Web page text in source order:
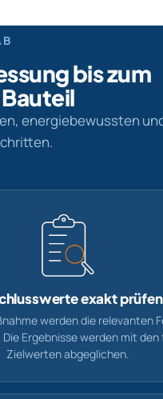
bis zum
energiebewussten
exakt prüfen
werden die relevanten
Ergebnisse werden mit
Zielwerten abgeglichen.